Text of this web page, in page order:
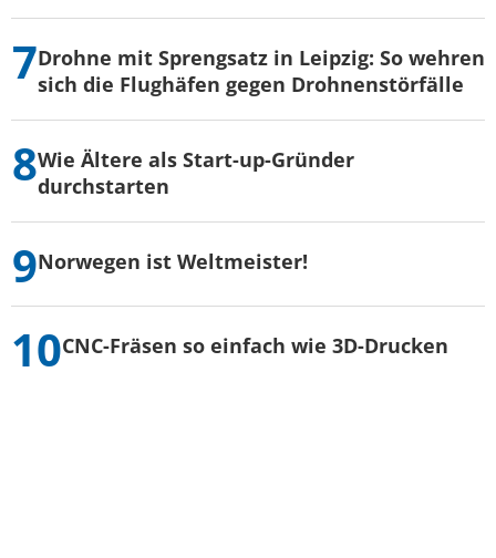
Drohne mit Sprengsatz in Leipzig: So wehren
sich die Flughäfen gegen Drohnenstörfälle
Wie Ältere als Start-up-Gründer
durchstarten
Norwegen ist Weltmeister!
CNC-Fräsen so einfach wie 3D-Drucken